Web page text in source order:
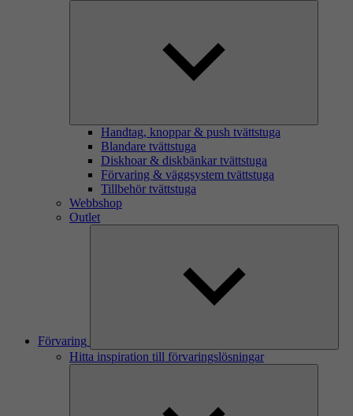
Handtag, knoppar & push tvättstuga
Blandare tvättstuga
Diskhoar & diskbänkar tvättstuga
Förvaring & väggsystem tvättstuga
Tillbehör tvättstuga
Webbshop
Outlet
Förvaring
Hitta inspiration till förvaringslösningar